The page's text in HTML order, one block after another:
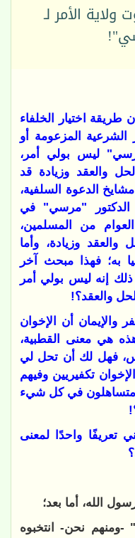
الأمر لـ
اختيار الخلفاء
المزعومة أو
ليس بولي أمر،
والعقد وزيادة قد
الدعوة السلفية،
الدكتور "مرسي" في
من المسلمين،
وزيادة، وأما
به؛ فهذا مبحث آخر
إنه ليس بولي أمر
والعقد؟!
أن الإخوان
هي معنى القطبية،
فهل لك أن تحل لي
تكفيريين وفيهم
في كل شيء
تعريفًا واحدًا لمعنى
الله، أما بعد؛
-ومنهم نحن- انتخبوه